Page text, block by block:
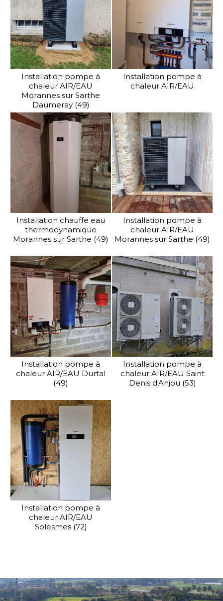
Installation pompe à
chaleur AIR/EAU
Morannes sur Sarthe
Daumeray (49)
Installation pompe à
chaleur AIR/EAU
Installation chauffe eau
thermodynamique
Morannes sur Sarthe (49)
Installation pompe à
chaleur AIR/EAU
Morannes sur Sarthe (49)
Installation pompe à
chaleur AIR/EAU Durtal
(49)
Installation pompe à
chaleur AIR/EAU Saint
Denis d'Anjou (53)
Installation pompe à
chaleur AIR/EAU
Solesmes (72)